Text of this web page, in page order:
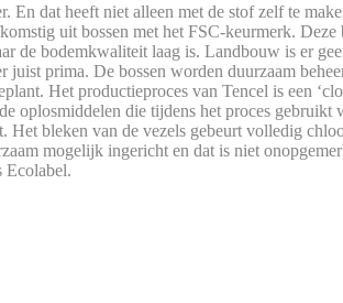
En dat heeft niet alleen met de stof zelf te
uit bossen met het FSC-keurmerk. Deze
de bodemkwaliteit laag is. Landbouw is er
juist prima. De bossen worden duurzaam
Het productieproces van Tencel is een
oplosmiddelen die tijdens het proces gebruikt
Het bleken van de vezels gebeurt volledig
mogelijk ingericht en dat is niet
Ecolabel.